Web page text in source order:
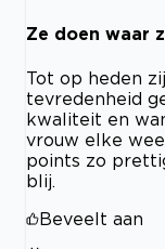
Ze doen waar
Tot op heden
tevredenheid
kwaliteit en
vrouw elke
points zo
blij.
Beveelt aan